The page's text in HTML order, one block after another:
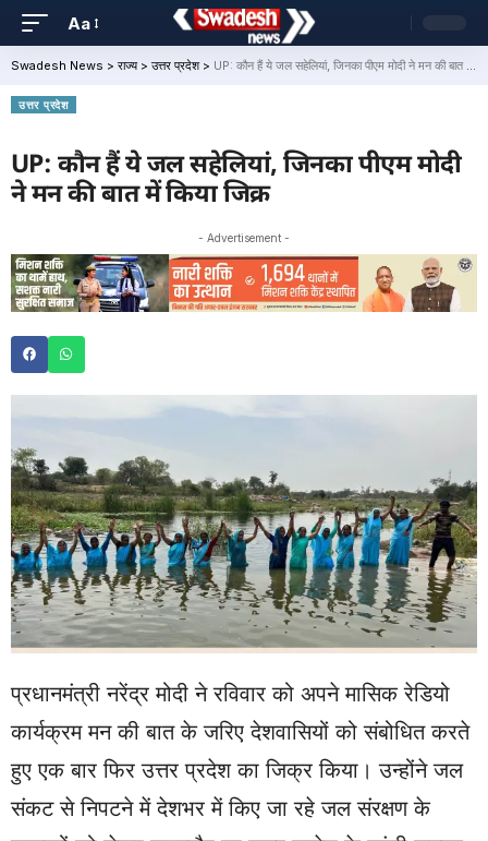
Aa
Swadesh News > राज्य> उत्तर प्रदेश> UP: कौन हैं ये जल सहेलियां, जिनका पीएम मोदी ने मन की बात में किया जिक्र
उत्तर प्रदेश
UP: कौन हैं ये जल सहेलियां, जिनका पीएम मोदी
ने मन की बात में किया जिक्र
- Advertisement -
प्रधानमंत्री नरेंद्र मोदी ने रविवार को अपने मासिक रेडियो
कार्यक्रम मन की बात के जरिए देशवासियों को संबोधित करते
हुए एक बार फिर उत्तर प्रदेश का जिक्र किया। उन्होंने जल
संकट से निपटने में देशभर में किए जा रहे जल संरक्षण के